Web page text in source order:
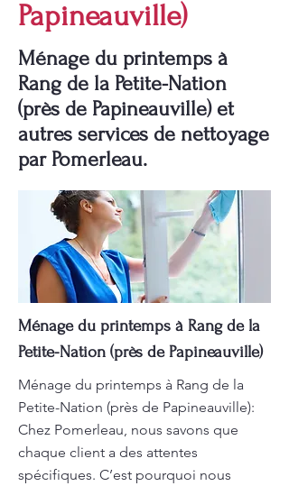
Papineauville)
Ménage du printemps à
Rang de la Petite-Nation
(près de Papineauville) et
autres services de nettoyage
par Pomerleau.
Ménage du printemps à Rang de la
Petite-Nation (près de Papineauville)
Ménage du printemps à Rang de la
Petite-Nation (près de Papineauville):
Chez Pomerleau, nous savons que
chaque client a des attentes
spécifiques. C’est pourquoi nous